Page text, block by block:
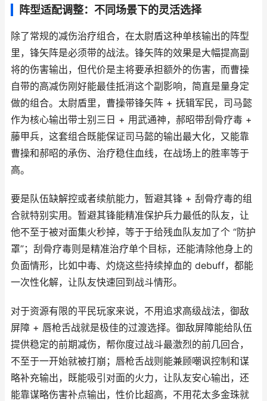
阵型适配调整：不同场景下的灵活选择
除了常规的减伤治疗组合，在太尉盾这种单核输出的阵型
里，锋矢阵是必须带的战法。锋矢阵的效果是大幅提高副
将的伤害输出，但代价是主将要承担额外的伤害，而曹操
自带的高减伤刚好能最佳抵消这个副影响，简直是量身定
做的组合。太尉盾里，曹操带锋矢阵 + 抚辑军民，司马懿
作为核心输出带士别三日 + 用武通神，郝昭带刮骨疗毒 +
藤甲兵，这套组合既能保证司马懿的输出最大化，又能靠
曹操和郝昭的承伤、治疗稳住血线，在战场上的胜率等于
高。
要是队伍缺解控或者续航能力，暂避其锋 + 刮骨疗毒的组
合就特别实用。暂避其锋能精准保护兵力最低的队友，让
他不至于被对面集火秒掉，等于于给残血队友加了个 “防护
罩”；刮骨疗毒则是精准治疗单个目标，还能清除他身上的
负面情形，比如中毒、灼烧这些持续掉血的 debuff，都能
一次性化解，让队友快速回到战斗情形。
对于资源有限的平民玩家来说，不用追求高级战法，御敌
屏障 + 唇枪舌战就是极佳的过渡选择。御敌屏障能给队伍
提供稳定的前期减伤，帮你度过战斗最激烈的前几回合，
不至于一开始就被打崩；唇枪舌战则能兼顾嘲讽控制和谋
略补充输出，既能吸引对面的火力，让队友安心输出，还
能靠谋略伤害补点输出，性价比超高，不用花太多金珠就